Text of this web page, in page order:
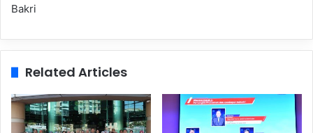
Bakri
Related Articles